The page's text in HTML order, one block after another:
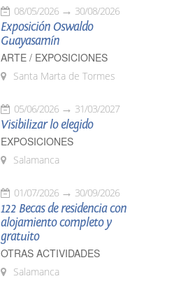
08/05/2026 30/08/2026
Exposición Oswaldo
Guayasamín
ARTE / EXPOSICIONES
Santa Marta de Tormes
05/06/2026 31/03/2027
Visibilizar lo elegido
EXPOSICIONES
Salamanca
01/07/2026 30/09/2026
122 Becas de residencia con
alojamiento completo y
gratuito
OTRAS ACTIVIDADES
Salamanca